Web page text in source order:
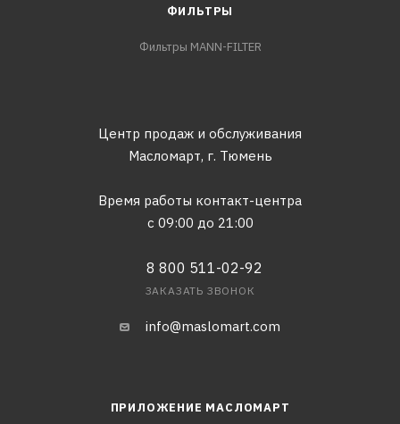
ФИЛЬТРЫ
Фильтры MANN-FILTER
Центр продаж и обслуживания
Масломарт, г. Тюмень
Время работы контакт-центра
с 09:00 до 21:00
8 800 511-02-92
ЗАКАЗАТЬ ЗВОНОК
info@maslomart.com
ПРИЛОЖЕНИЕ МАСЛОМАРТ